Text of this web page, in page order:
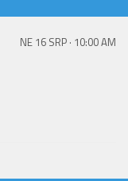
NE 16 SRP · 10:00 AM